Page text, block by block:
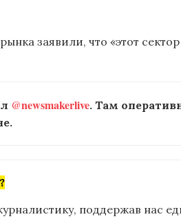
заявили, что «этот
@newsmakerlive. Там
поддержав нас